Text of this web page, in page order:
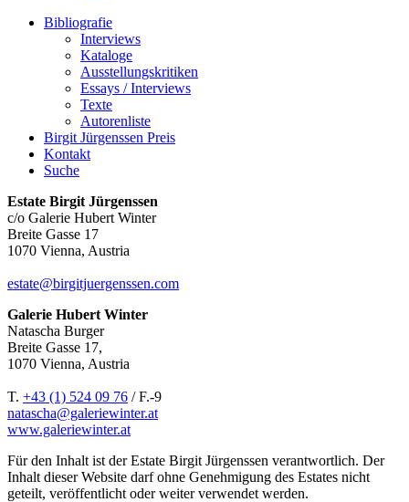
Bibliografie
Interviews
Kataloge
Ausstellungskritiken
Essays / Interviews
Texte
Autorenliste
Birgit Jürgenssen Preis
Kontakt
Suche
Estate Birgit Jürgenssen
c/o Galerie Hubert Winter
Breite Gasse 17
1070 Vienna, Austria
estate@birgitjuergenssen.com
Galerie Hubert Winter
Natascha Burger
Breite Gasse 17,
1070 Vienna, Austria
T. +43 (1) 524 09 76 / F.-9
natascha@galeriewinter.at
www.galeriewinter.at
Für den Inhalt ist der Estate Birgit Jürgenssen verantwortlich. Der
Inhalt dieser Website darf ohne Genehmigung des Estates nicht
geteilt, veröffentlicht oder weiter verwendet werden.